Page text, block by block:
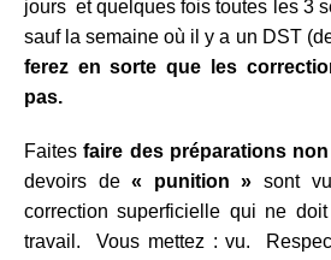
jours et quelques fois toutes les 3
sauf la semaine où il y a un DST
ferez en sorte que les
pas.
Faitesfaire des préparations
devoirs de« punition » sont
correction superficielle qui ne
travail. Vous mettez : vu.